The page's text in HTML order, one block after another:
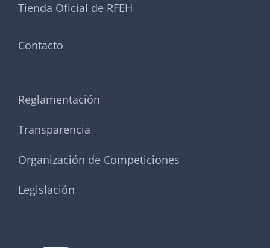
Tienda Oficial de RFEH
Contacto
Reglamentación
Transparencia
Organización de Competiciones
Legislación